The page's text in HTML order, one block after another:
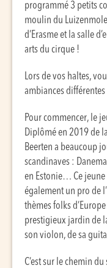
programmé 3 petits
moulin du
d’Erasme et la salle
arts du cirque !
Lors de vos haltes,
ambiances différentes
Pour commencer, le
Diplômé en 2019 de
Beerten a beaucoup
scandinaves :
en Estonie… Ce jeune
également un pro de
thèmes folks
prestigieux jardin de
son violon, de sa
C’est sur le chemin